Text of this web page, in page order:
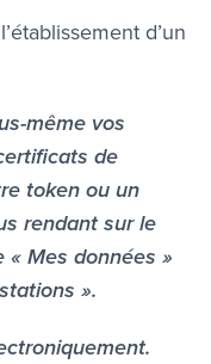
d’un
même vos
de
token ou un
rendant sur le
Mes données »
».